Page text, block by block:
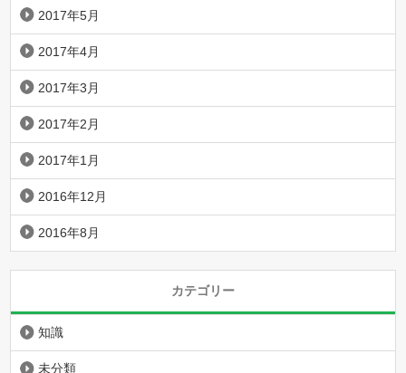
2017年5月
2017年4月
2017年3月
2017年2月
2017年1月
2016年12月
2016年8月
カテゴリー
知識
未分類